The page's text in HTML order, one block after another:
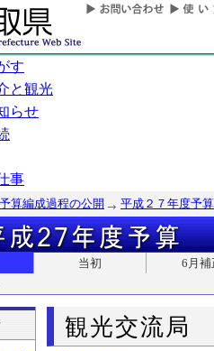
す
と観光
らせ
事
予算編成過程の公開 平成２７年度予算
当初
6月補
観光交流局